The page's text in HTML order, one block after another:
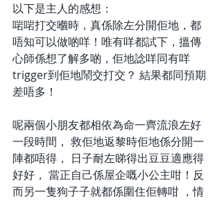
以下是主人的感想：
啱啱打交嗰時，真係除左分開佢地，都
唔知可以做啲咩！唯有咩都試下，搵傳
心師係想了解多啲，佢地諗咩同有咩
trigger到佢地鬧交打交？ 結果都同預期
差唔多！
呢兩個小朋友都相依為命一齊流浪左好
一段時間， 救佢地返黎時佢地係分開一
陣都唔得， 日子耐左睇得出豆豆適應得
好好， 當正自己係屋企嘅小公主咁！反
而另一隻狗子子就都係圍住佢轉咁 ，情